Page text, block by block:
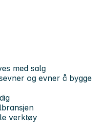
med salg
og evner å bygge
verktøy